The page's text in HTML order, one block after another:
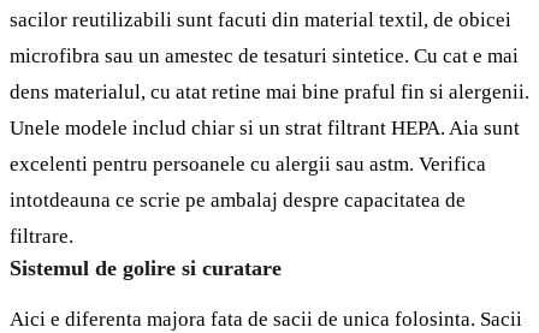
sacilor reutilizabili sunt facuti din material textil, de obicei
microfibra sau un amestec de tesaturi sintetice. Cu cat e mai
dens materialul, cu atat retine mai bine praful fin si alergenii.
Unele modele includ chiar si un strat filtrant HEPA. Aia sunt
excelenti pentru persoanele cu alergii sau astm. Verifica
intotdeauna ce scrie pe ambalaj despre capacitatea de
filtrare.
Sistemul de golire si curatare
Aici e diferenta majora fata de sacii de unica folosinta. Sacii